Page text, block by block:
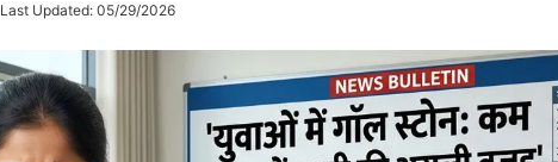
Last Updated: 05/29/2026